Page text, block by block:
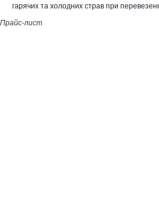
гарячих та холодних страв при
Прайс-лист